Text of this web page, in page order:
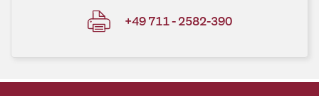
+49 711 - 2582-390